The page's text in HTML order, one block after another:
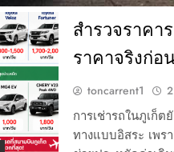
สำรวจราคา
ราคาจริงก่อ
toncarrent1
การเช่ารถในภูเก็
ทางแบบอิสระ เพร